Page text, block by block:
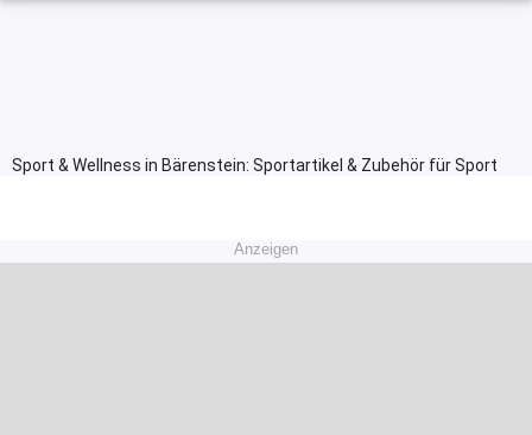
Sport & Wellness in Bärenstein: Sportartikel & Zubehör für Sport
Anzeigen